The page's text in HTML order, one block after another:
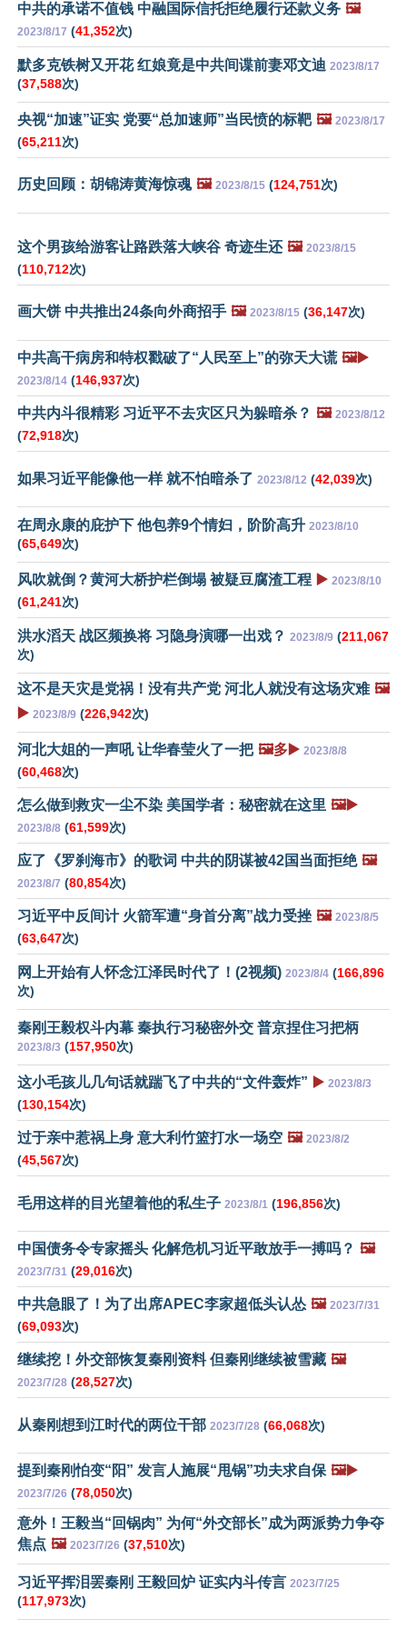
中共的承诺不值钱 中融国际信托拒绝履行还款义务 🖼️
2023/8/17 (41,352次)
默多克铁树又开花 红娘竟是中共间谍前妻邓文迪 2023/8/17
(37,588次)
央视“加速”证实 党要“总加速师”当民愤的标靶 🖼️ 2023/8/17
(65,211次)
历史回顾：胡锦涛黄海惊魂 🖼️ 2023/8/15 (124,751次)
这个男孩给游客让路跌落大峡谷 奇迹生还 🖼️ 2023/8/15
(110,712次)
画大饼 中共推出24条向外商招手 🖼️ 2023/8/15 (36,147次)
中共高干病房和特权戳破了“人民至上”的弥天大谎 🖼️▶️
2023/8/14 (146,937次)
中共内斗很精彩 习近平不去灾区只为躲暗杀？ 🖼️ 2023/8/12
(72,918次)
如果习近平能像他一样 就不怕暗杀了 2023/8/12 (42,039次)
在周永康的庇护下 他包养9个情妇，阶阶高升 2023/8/10
(65,649次)
风吹就倒？黄河大桥护栏倒塌 被疑豆腐渣工程 ▶️ 2023/8/10
(61,241次)
洪水滔天 战区频换将 习隐身演哪一出戏？ 2023/8/9 (211,067
次)
这不是天灾是党祸！没有共产党 河北人就没有这场灾难 🖼️
▶️ 2023/8/9 (226,942次)
河北大姐的一声吼 让华春莹火了一把 🖼️多▶️ 2023/8/8
(60,468次)
怎么做到救灾一尘不染 美国学者：秘密就在这里 🖼️▶️
2023/8/8 (61,599次)
应了《罗刹海市》的歌词 中共的阴谋被42国当面拒绝 🖼️
2023/8/7 (80,854次)
习近平中反间计 火箭军遭“身首分离”战力受挫 🖼️ 2023/8/5
(63,647次)
网上开始有人怀念江泽民时代了！(2视频) 2023/8/4 (166,896
次)
秦刚王毅权斗内幕 秦执行习秘密外交 普京捏住习把柄
2023/8/3 (157,950次)
这小毛孩儿几句话就踹飞了中共的“文件轰炸” ▶️ 2023/8/3
(130,154次)
过于亲中惹祸上身 意大利竹篮打水一场空 🖼️ 2023/8/2
(45,567次)
毛用这样的目光望着他的私生子 2023/8/1 (196,856次)
中国债务令专家摇头 化解危机习近平敢放手一搏吗？ 🖼️
2023/7/31 (29,016次)
中共急眼了！为了出席APEC李家超低头认怂 🖼️ 2023/7/31
(69,093次)
继续挖！外交部恢复秦刚资料 但秦刚继续被雪藏 🖼️
2023/7/28 (28,527次)
从秦刚想到江时代的两位干部 2023/7/28 (66,068次)
提到秦刚怕变“阳” 发言人施展“甩锅”功夫求自保 🖼️▶️
2023/7/26 (78,050次)
意外！王毅当“回锅肉” 为何“外交部长”成为两派势力争夺
焦点 🖼️ 2023/7/26 (37,510次)
习近平挥泪罢秦刚 王毅回炉 证实内斗传言 2023/7/25
(117,973次)